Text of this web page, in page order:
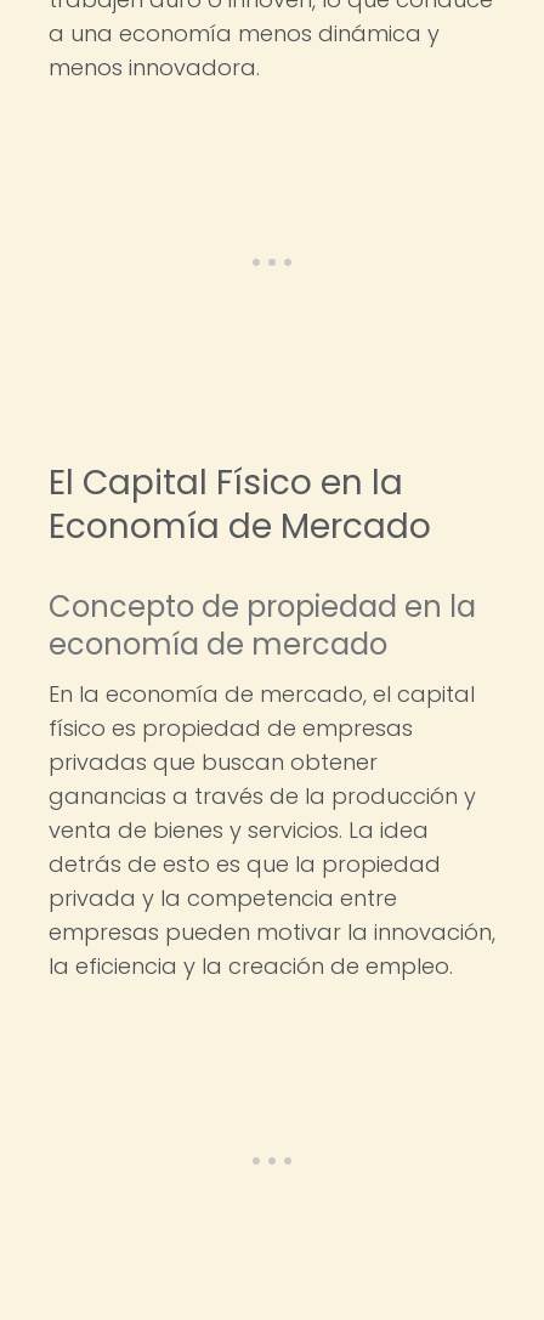
a una economía menos dinámica y
menos innovadora.
El Capital Físico en la
Economía de Mercado
Concepto de propiedad en la
economía de mercado
En la economía de mercado, el capital
físico es propiedad de empresas
privadas que buscan obtener
ganancias a través de la producción y
venta de bienes y servicios. La idea
detrás de esto es que la propiedad
privada y la competencia entre
empresas pueden motivar la innovación,
la eficiencia y la creación de empleo.